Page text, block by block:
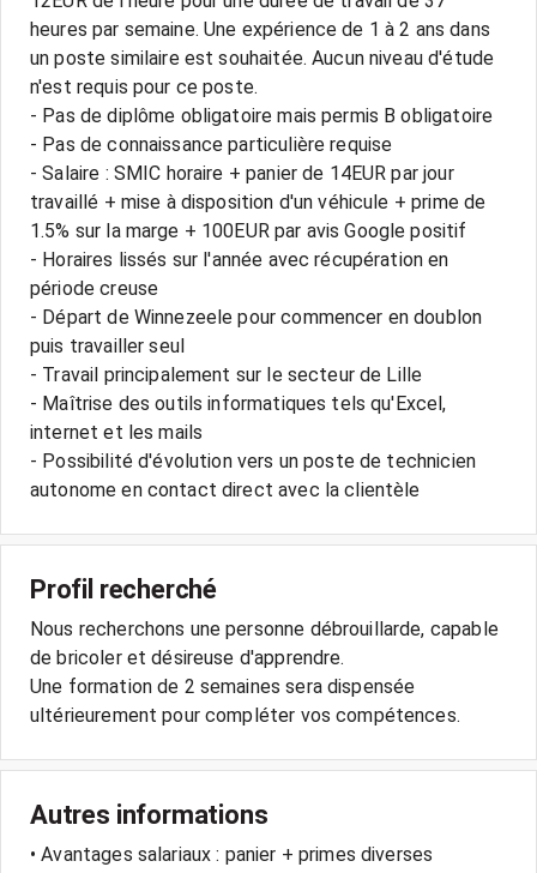
heures par semaine. Une expérience de 1 à 2 ans dans
un poste similaire est souhaitée. Aucun niveau d'étude
n'est requis pour ce poste.
- Pas de diplôme obligatoire mais permis B obligatoire
- Pas de connaissance particulière requise
- Salaire : SMIC horaire + panier de 14EUR par jour
travaillé + mise à disposition d'un véhicule + prime de
1.5% sur la marge + 100EUR par avis Google positif
- Horaires lissés sur l'année avec récupération en
période creuse
- Départ de Winnezeele pour commencer en doublon
puis travailler seul
- Travail principalement sur le secteur de Lille
- Maîtrise des outils informatiques tels qu'Excel,
internet et les mails
- Possibilité d'évolution vers un poste de technicien
Profil recherché
Nous recherchons une personne débrouillarde, capable
de bricoler et désireuse d'apprendre.
Une formation de 2 semaines sera dispensée
Autres informations
• Avantages salariaux : panier + primes diverses